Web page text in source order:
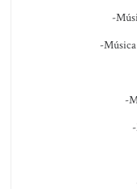
-
-
-